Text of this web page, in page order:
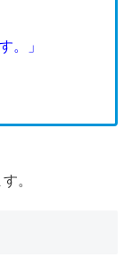
。」
。